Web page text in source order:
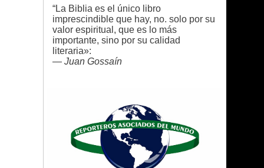
“La Biblia es el único libro
imprescindible que hay, no. solo por su
valor espiritual, que es lo más
importante, sino por su calidad
literaria»:
— Juan Gossaín